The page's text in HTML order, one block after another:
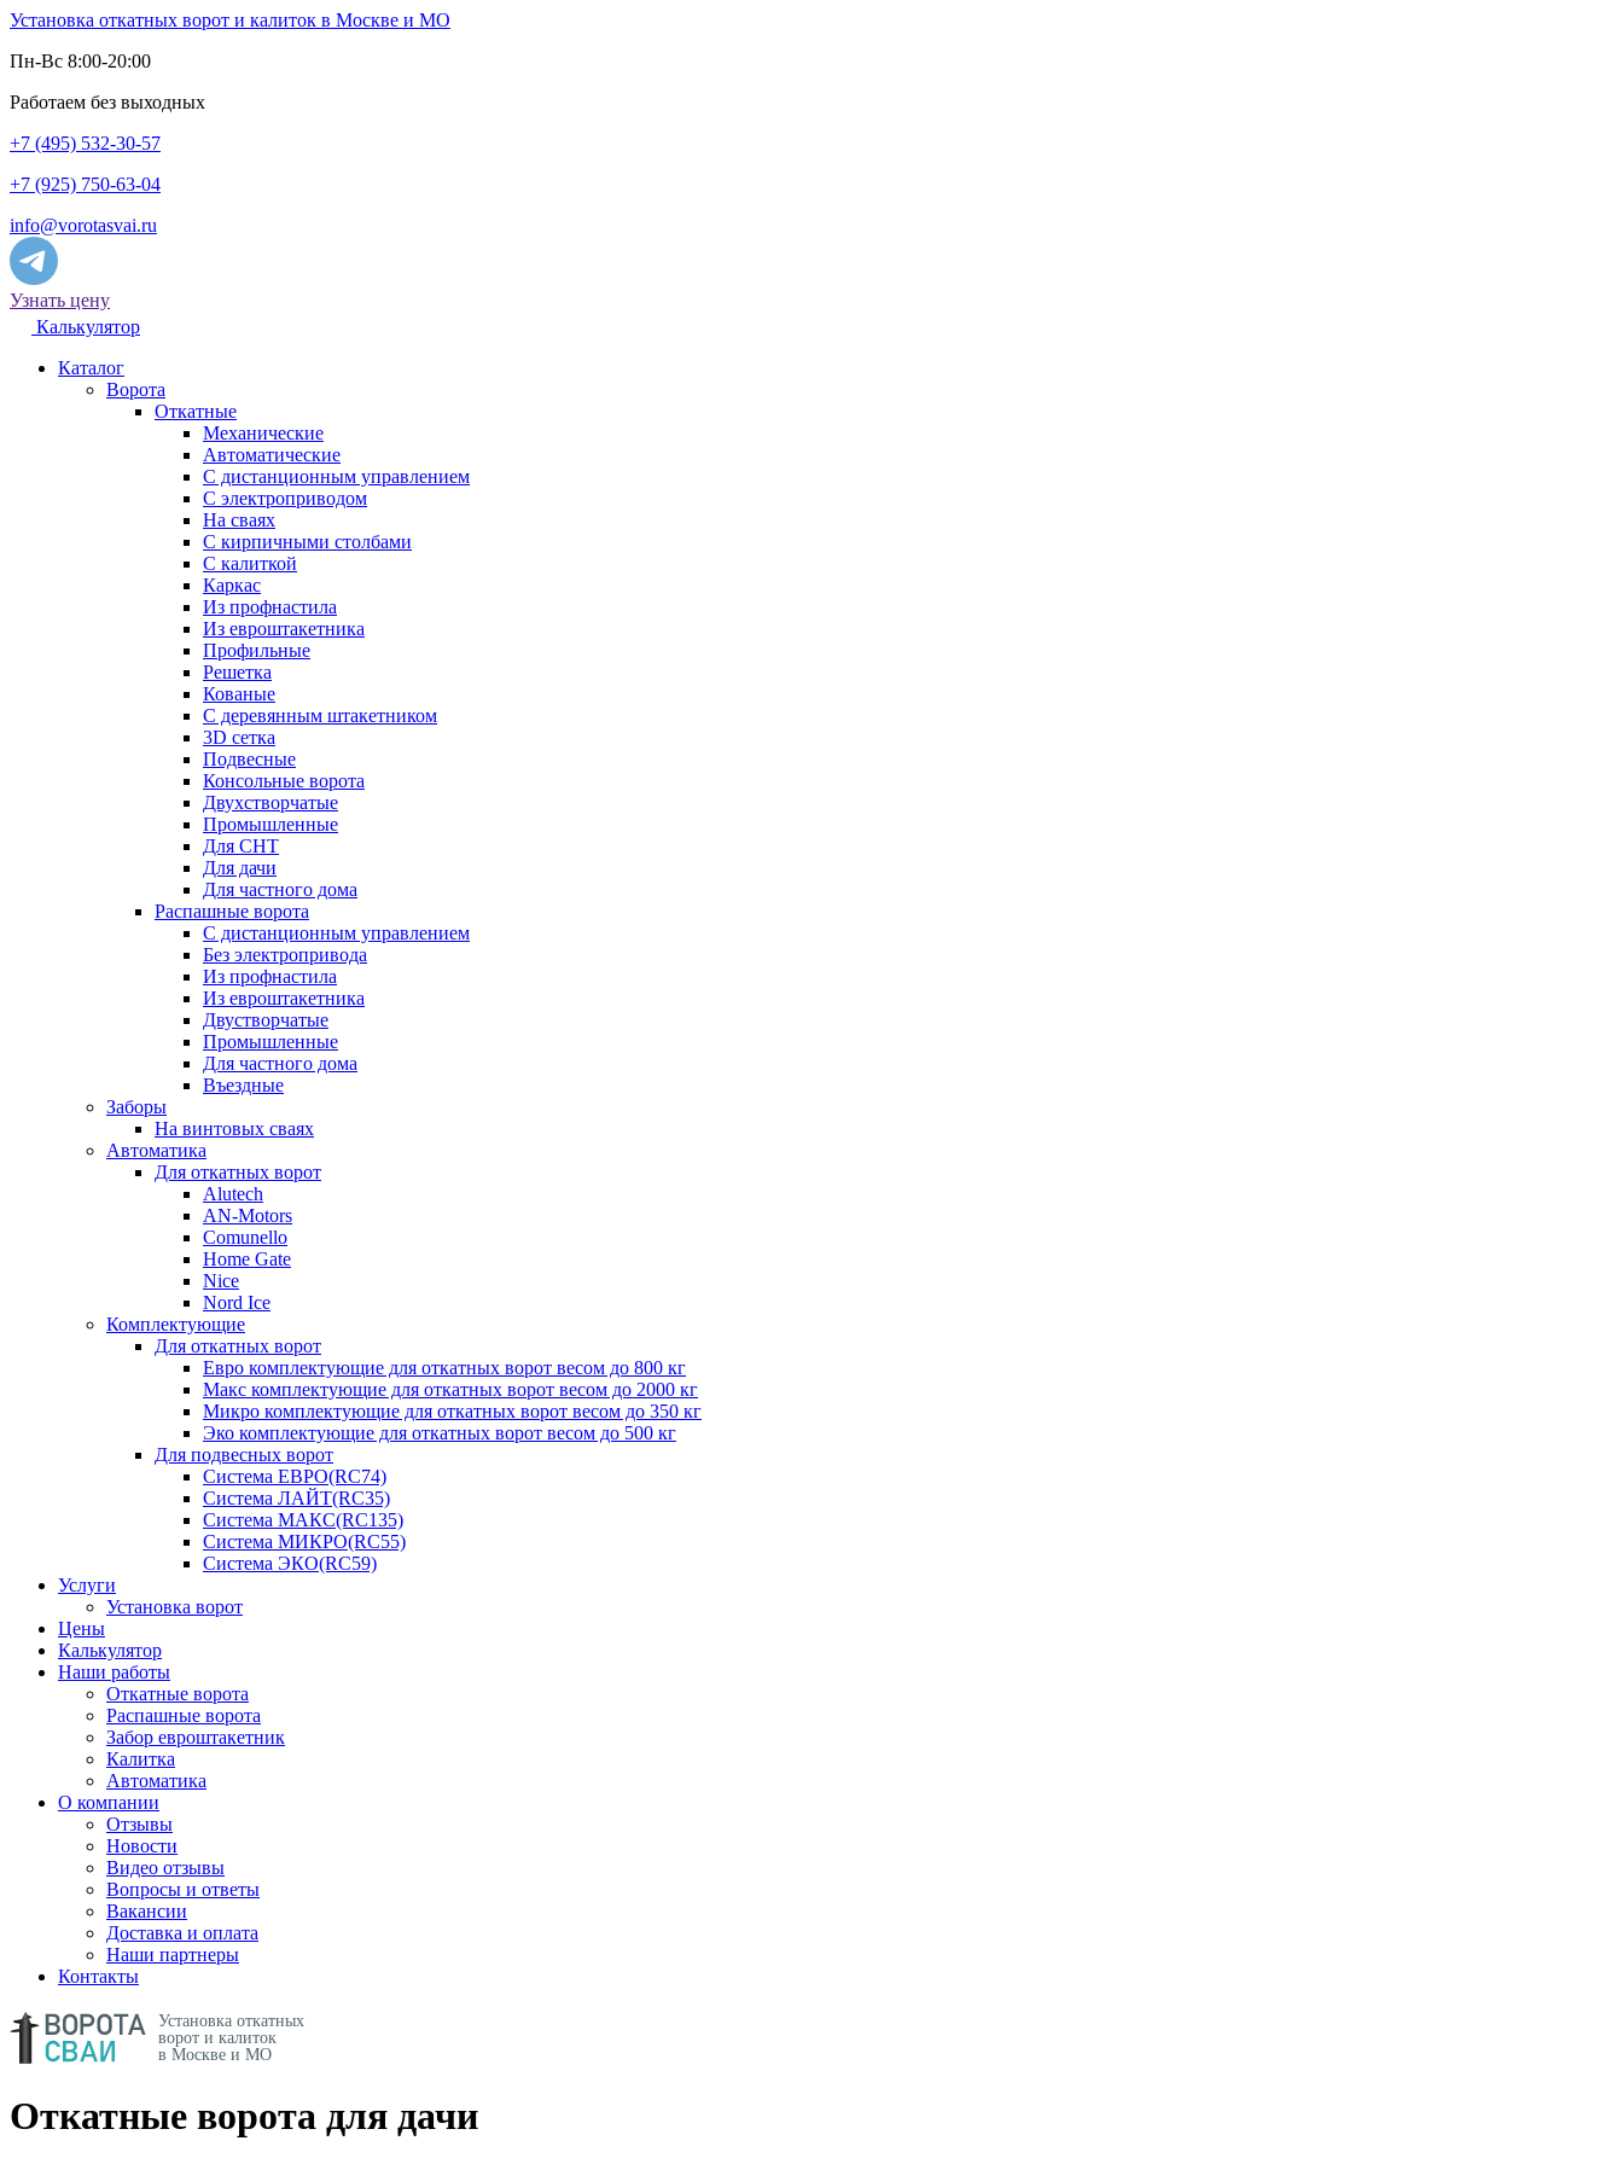
Установка откатных ворот и калиток в Москве и МО
Пн-Вс 8:00-20:00
Работаем без выходных
+7 (495) 532-30-57
+7 (925) 750-63-04
info@vorotasvai.ru
Узнать цену
Калькулятор
Каталог
Ворота
Откатные
Механические
Автоматические
С дистанционным управлением
С электроприводом
На сваях
С кирпичными столбами
С калиткой
Каркас
Из профнастила
Из евроштакетника
Профильные
Решетка
Кованые
С деревянным штакетником
3D сетка
Подвесные
Консольные ворота
Двухстворчатые
Промышленные
Для СНТ
Для дачи
Для частного дома
Распашные ворота
С дистанционным управлением
Без электропривода
Из профнастила
Из евроштакетника
Двустворчатые
Промышленные
Для частного дома
Въездные
Заборы
На винтовых сваях
Автоматика
Для откатных ворот
Alutech
AN-Motors
Comunello
Home Gate
Nice
Nord Ice
Комплектующие
Для откатных ворот
Евро комплектующие для откатных ворот весом до 800 кг
Макс комплектующие для откатных ворот весом до 2000 кг
Микро комплектующие для откатных ворот весом до 350 кг
Эко комплектующие для откатных ворот весом до 500 кг
Для подвесных ворот
Система ЕВРО(RC74)
Система ЛАЙТ(RC35)
Система МАКС(RC135)
Система МИКРО(RC55)
Система ЭКО(RC59)
Услуги
Установка ворот
Цены
Калькулятор
Наши работы
Откатные ворота
Распашные ворота
Забор евроштакетник
Калитка
Автоматика
О компании
Отзывы
Новости
Видео отзывы
Вопросы и ответы
Вакансии
Доставка и оплата
Наши партнеры
Контакты
Установка откатных
ворот и калиток
в Москве и МО
Откатные ворота для дачи